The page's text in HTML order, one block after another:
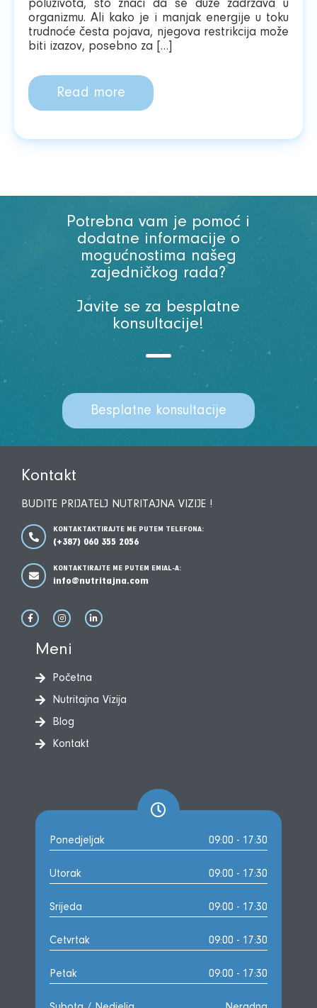
poluživota, što znači da se duže zadržava u
organizmu. Ali kako je i manjak energije u toku
trudnoće česta pojava, njegova restrikcija može
biti izazov, posebno za […]
Read more
Potrebna vam je pomoć i
dodatne informacije o
mogućnostima našeg
zajedničkog rada?
Javite se za besplatne
konsultacije!
Besplatne konsultacije
Kontakt
BUDITE PRIJATELJ NUTRITAJNA VIZIJE !
KONTAKTAKTIRAJTE ME PUTEM TELEFONA:
(+387) 060 355 2056
KONTAKTIRAJTE ME PUTEM EMIAL-A:
info@nutritajna.com
Meni
Početna
Nutritajna Vizija
Blog
Kontakt
Ponedjeljak 09:00 - 17:30
Utorak 09:00 - 17:30
Srijeda 09:00 - 17:30
Cetvrtak 09:00 - 17:30
Petak 09:00 - 17:30